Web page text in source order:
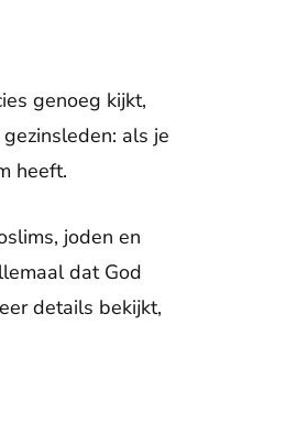
genoeg kijkt,
als je
heeft.
joden en
dat God
details bekijkt,